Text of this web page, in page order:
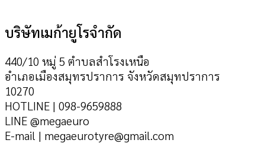
บริษัทเมก้ายูโรจำกัด
440/10 หมู่ 5 ตำบลสำโรงเหนือ
อำเภอเมืองสมุทรปราการ จังหวัดสมุทปราการ
10270
HOTLINE | 098-9659888
LINE @megaeuro
E-mail | megaeurotyre@gmail.com